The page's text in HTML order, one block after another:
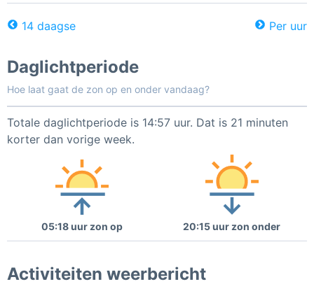
14 daagse Per uur
Daglichtperiode
Hoe laat gaat de zon op en onder vandaag?
Totale daglichtperiode is 14:57 uur. Dat is 21 minuten
korter dan vorige week.
05:18 uur zon op 20:15 uur zon onder
Activiteiten weerbericht